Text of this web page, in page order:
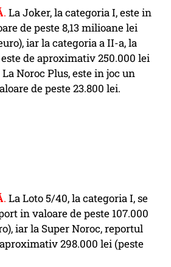
. La Joker, la categoria I, este in
de peste 8,13 milioane lei
iar la categoria a II-a, la
de aproximativ 250.000 lei
Noroc Plus, este in joc un
de peste 23.800 lei.
. La Loto 5/40, la categoria I, se
in valoare de peste 107.000
iar la Super Noroc, reportul
298.000 lei (peste